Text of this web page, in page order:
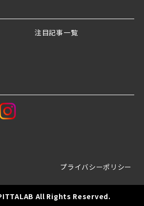
注目記事一覧
プライバシーポリシー
All Rights Reserved.